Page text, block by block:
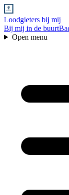
Loodgieters bij mij
Bij mij in de buurt
Open menu